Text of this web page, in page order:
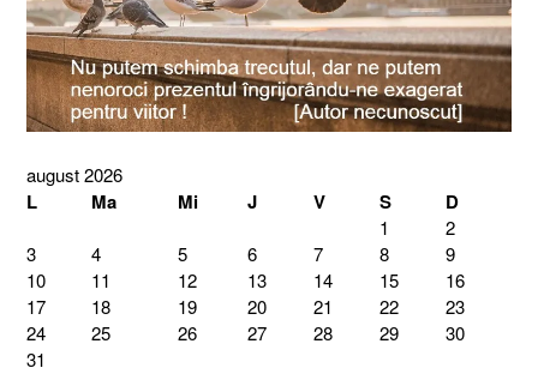
august 2026
L Ma Mi J V S D
1
2
3
4 5 6 7 8
9
10
11 12 13 14 15
16
17
18 19 20 21 22
23
24
25 26 27 28 29
30
31